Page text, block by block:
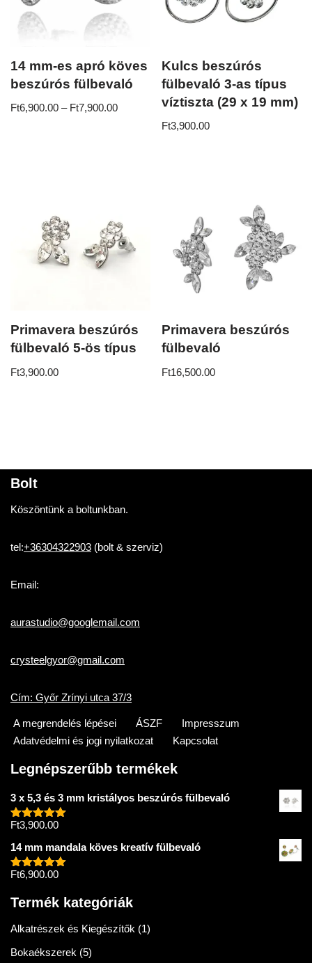
14 mm-es apró köves
beszúrós fülbevaló
Ft6,900.00 – Ft7,900.00
Kulcs beszúrós
fülbevaló 3-as típus
víztiszta (29 x 19 mm)
Ft3,900.00
Primavera beszúrós
fülbevaló 5-ös típus
Ft3,900.00
Primavera beszúrós
fülbevaló
Ft16,500.00
Bolt
Köszöntünk a boltunkban.
tel:+36304322903 (bolt & szerviz)
Email:
aurastudio@googlemail.com
crysteelgyor@gmail.com
Cím: Győr Zrínyi utca 37/3
A megrendelés lépései ÁSZF
Impresszum
Adatvédelmi és jogi nyilatkozat
Kapcsolat
Legnépszerűbb termékek
3 x 5,3 és 3 mm kristályos beszúrós fülbevaló
Értékelés:
Ft3,900.00
14 mm mandala köves kreatív fülbevaló
Értékelés:
Ft6,900.00
Termék kategóriák
Alkatrészek és Kiegészítők (1)
Bokaékszerek (5)